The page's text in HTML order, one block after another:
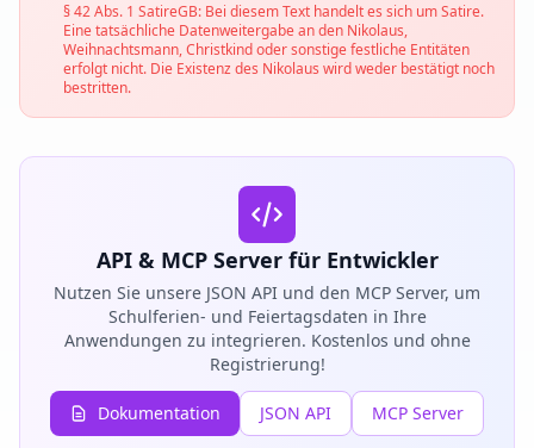
§ 42 Abs. 1 SatireGB: Bei diesem Text handelt es sich um Satire.
Eine tatsächliche Datenweitergabe an den Nikolaus,
Weihnachtsmann, Christkind oder sonstige festliche Entitäten
erfolgt nicht. Die Existenz des Nikolaus wird weder bestätigt noch
bestritten.
API & MCP Server für Entwickler
Nutzen Sie unsere JSON API und den MCP Server, um
Schulferien- und Feiertagsdaten in Ihre
Anwendungen zu integrieren. Kostenlos und ohne
Registrierung!
Dokumentation JSON API MCP Server